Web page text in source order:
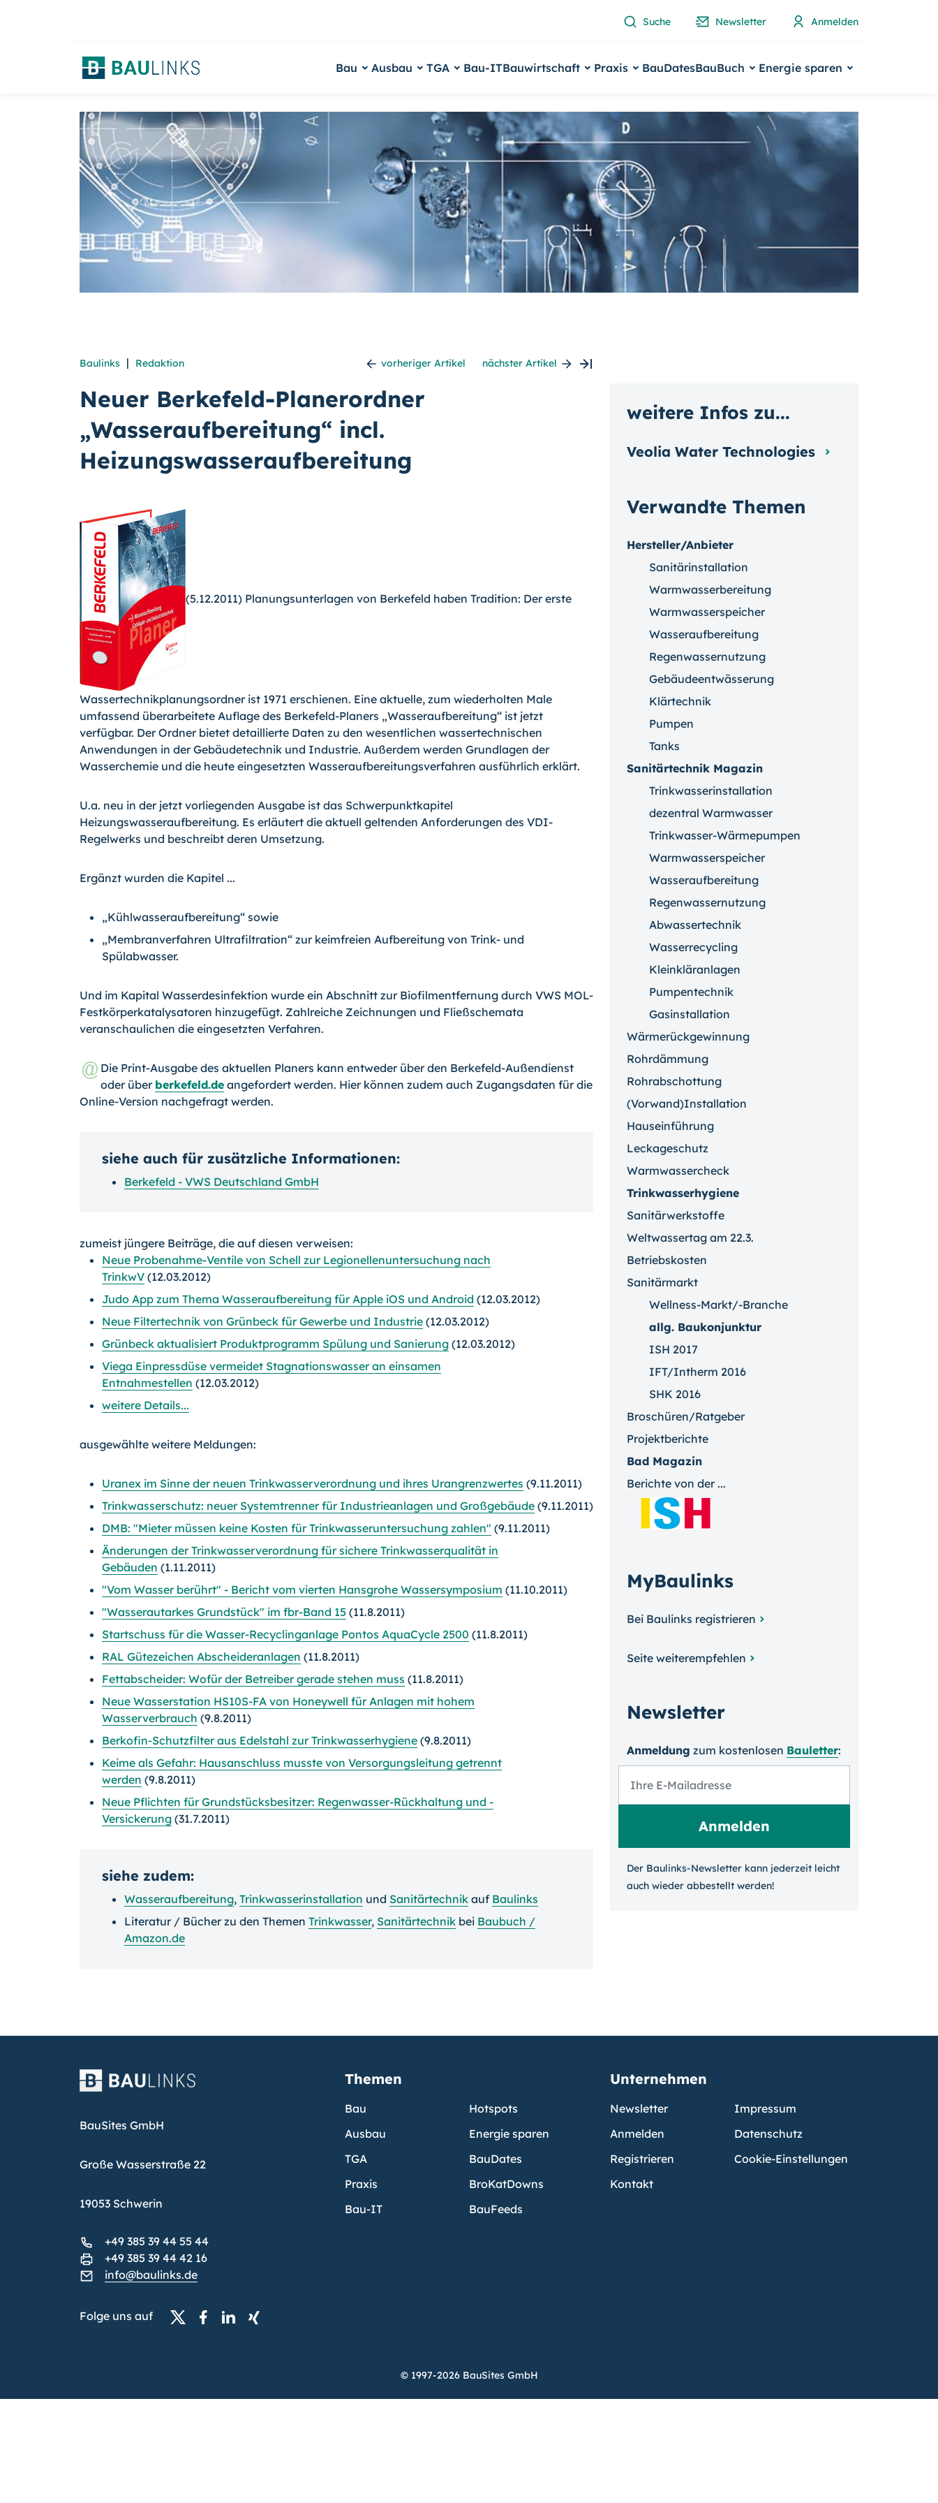
Suche Newsletter Anmelden
Bau Ausbau TGA Bau-ITBauwirtschaft Praxis BauDatesBauBuch Energie sparen
Baulinks | Redaktion vorheriger Artikel nächster Artikel
Neuer Berkefeld-Planerordner
„Wasseraufbereitung“ incl.
Heizungswasseraufbereitung
(5.12.2011) Planungsunterlagen von Berkefeld haben Tradition: Der erste
Wassertechnikplanungsordner ist 1971 erschienen. Eine aktuelle, zum wiederholten Male
umfassend überarbeitete Auflage des Berkefeld-Planers „Wasserauf­bereitung“ ist jetzt
verfügbar. Der Ordner bietet detaillierte Daten zu den wesentlichen wassertechnischen
Anwendungen in der Gebäudetechnik und Industrie. Außerdem werden Grundlagen der
Wasserchemie und die heute eingesetzten Wasseraufbereitungsverfahren ausführlich erklärt.
U.a. neu in der jetzt vorliegenden Ausgabe ist das Schwer­punktkapitel
Heizungswasseraufbereitung. Es erläutert die aktuell geltenden Anforderungen des VDI-
Regelwerks und beschreibt deren Umsetzung.
Ergänzt wurden die Kapitel ...
„Kühlwasseraufbereitung“ sowie
„Membranverfahren Ultrafiltration“ zur keimfreien Aufbereitung von Trink- und
Spülabwasser.
Und im Kapital Wasserdesinfektion wurde ein Abschnitt zur Biofilmentfernung durch VWS MOL-
Festkörperkatalysatoren hinzugefügt. Zahlreiche Zeichnungen und Fließschemata
veranschaulichen die eingesetzten Verfahren.
Die Print-Ausgabe des aktuellen Planers kann entweder über den Berkefeld-Außendienst
oder über berkefeld.de angefordert werden. Hier können zudem auch Zugangsdaten für die
Online-Version nachgefragt werden.
siehe auch für zusätzliche Informationen:
Berkefeld - VWS Deutschland GmbH
zumeist jüngere Beiträge, die auf diesen verweisen:
Neue Probenahme-Ventile von Schell zur Legionellenuntersuchung nach
TrinkwV (12.03.2012)
Judo App zum Thema Wasseraufbereitung für Apple iOS und Android (12.03.2012)
Neue Filtertechnik von Grünbeck für Gewerbe und Industrie (12.03.2012)
Grünbeck aktualisiert Produktprogramm Spülung und Sanierung (12.03.2012)
Viega Einpressdüse vermeidet Stagnationswasser an einsamen
Entnahmestellen (12.03.2012)
weitere Details...
ausgewählte weitere Meldungen:
Uranex im Sinne der neuen Trinkwasserverordnung und ihres Urangrenzwertes (9.11.2011)
Trinkwasserschutz: neuer Systemtrenner für Industrieanlagen und Großgebäude (9.11.2011)
DMB: "Mieter müssen keine Kosten für Trinkwasseruntersuchung zahlen" (9.11.2011)
Änderungen der Trinkwasserverordnung für sichere Trinkwasserqualität in
Gebäuden (1.11.2011)
"Vom Wasser berührt" - Bericht vom vierten Hansgrohe Wassersymposium (11.10.2011)
"Wasserautarkes Grundstück" im fbr-Band 15 (11.8.2011)
Startschuss für die Wasser-Recyclinganlage Pontos AquaCycle 2500 (11.8.2011)
RAL Gütezeichen Abscheideranlagen (11.8.2011)
Fettabscheider: Wofür der Betreiber gerade stehen muss (11.8.2011)
Neue Wasserstation HS10S-FA von Honeywell für Anlagen mit hohem
Wasserverbrauch (9.8.2011)
Berkofin-Schutzfilter aus Edelstahl zur Trinkwasserhygiene (9.8.2011)
Keime als Gefahr: Hausanschluss musste von Versorgungsleitung getrennt
werden (9.8.2011)
Neue Pflichten für Grundstücksbesitzer: Regenwasser-Rückhaltung und -
Versickerung (31.7.2011)
siehe zudem:
Wasseraufbereitung, Trinkwasserinstallation und Sanitärtechnik auf Baulinks
Literatur / Bücher zu den Themen Trinkwasser, Sanitärtechnik bei Baubuch /
Amazon.de
Verwandte Themen
Hersteller/Anbieter
Sanitärinstallation
Warmwasserbereitung
Warmwasserspeicher
Wasseraufbereitung
Regenwassernutzung
Gebäudeentwässerung
Klärtechnik
Pumpen
Tanks
Sanitärtechnik Magazin
Trinkwasserinstallation
dezentral Warmwasser
Trinkwasser-Wärmepumpen
Warmwasserspeicher
Wasseraufbereitung
Regenwassernutzung
Abwassertechnik
Wasserrecycling
Kleinkläranlagen
Pumpentechnik
Gasinstallation
Wärmerückgewinnung
Rohrdämmung
Rohrabschottung
(Vorwand)Installation
Hauseinführung
Leckageschutz
Warmwassercheck
Trinkwasserhygiene
Sanitärwerkstoffe
Weltwassertag am 22.3.
Betriebskosten
Sanitärmarkt
Wellness-Markt/-Branche
allg. Baukonjunktur
ISH 2017
IFT/Intherm 2016
SHK 2016
Broschüren/Ratgeber
Projektberichte
Bad Magazin
Berichte von der ...
MyBaulinks
Bei Baulinks registrieren
Seite weiterempfehlen
Newsletter
Anmeldung zum kosten­losen Bauletter:
Der Baulinks-Newsletter kann jeder­zeit leicht
auch wieder ab­bestellt werden!
weitere Infos zu...
Veolia Water Technologies
BauSites GmbH
Große Wasserstraße 22
19053 Schwerin
+49 385 39 44 55 44
+49 385 39 44 42 16
info@baulinks.de
Folge uns auf
Themen
Bau
Ausbau
TGA
Praxis
Bau-IT
Hotspots
Energie sparen
BauDates
BroKatDowns
BauFeeds
Unternehmen
Newsletter
Anmelden
Registrieren
Kontakt
Impressum
Datenschutz
Cookie-Einstellungen
© 1997-2026 BauSites GmbH